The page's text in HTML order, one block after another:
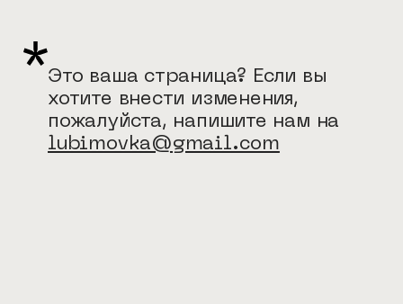
Это ваша страница? Если вы
хотите внести изменения,
пожалуйста, напишите нам на
lubimovka@gmail.com